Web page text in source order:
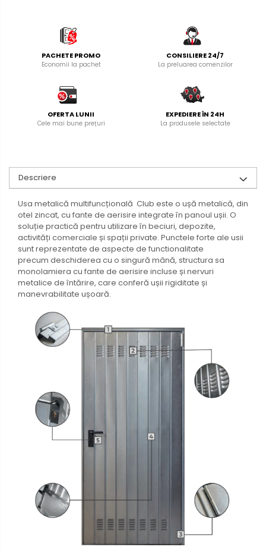
PACHETE PROMO
Economii la pachet
CONSILIERE 24/7
La preluarea comenzilor
OFERTA LUNII
Cele mai bune prețuri
EXPEDIERE ÎN 24H
La produsele selectate
Descriere
Usa metalică multifuncțională Club este o ușă metalică, din
otel zincat, cu fante de aerisire integrate în panoul ușii. O
soluție practică pentru utilizare în beciuri, depozite,
activități comerciale și spații private. Punctele forte ale usii
sunt reprezentate de aspecte de functionalitate
precum deschiderea cu o singură mână, structura sa
monolamiera cu fante de aerisire incluse și nervuri
metalice de întărire, care conferă ușii rigiditate și
manevrabilitate ușoară.